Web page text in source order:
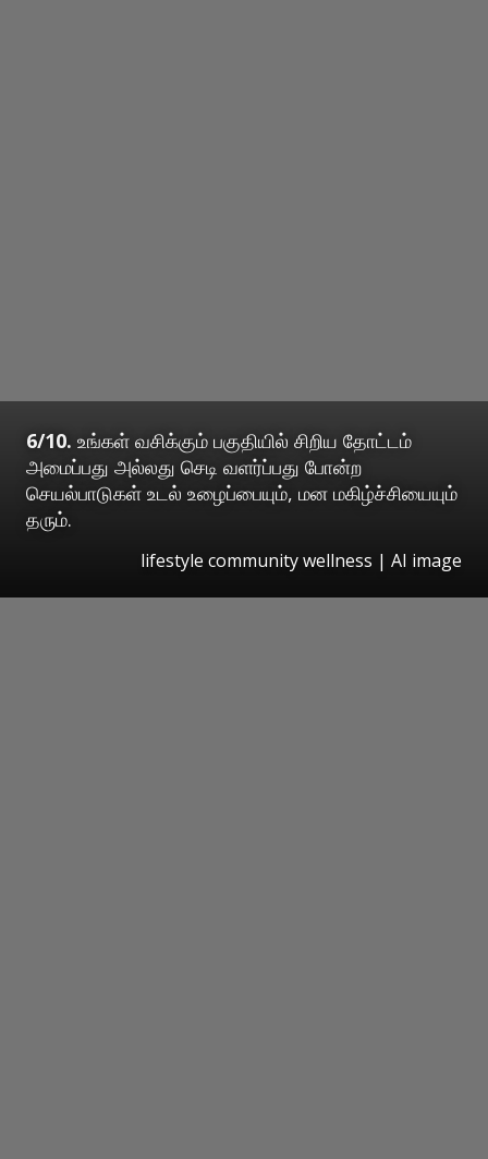
6/10. உங்கள் வசிக்கும் பகுதியில் சிறிய தோட்டம்
அமைப்பது அல்லது செடி வளர்ப்பது போன்ற
செயல்பாடுகள் உடல் உழைப்பையும், மன மகிழ்ச்சியையும்
தரும்.
lifestyle community wellness | AI image